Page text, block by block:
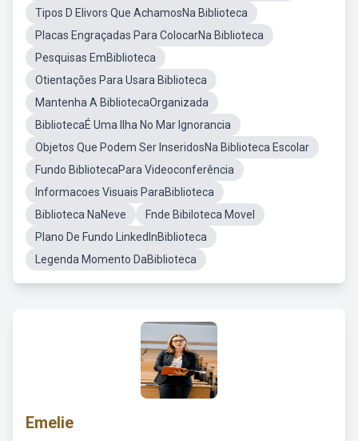
Tipos D Elivors Que AchamosNa Biblioteca
Placas Engraçadas Para ColocarNa Biblioteca
Pesquisas EmBiblioteca
Otientações Para Usara Biblioteca
Mantenha A BibliotecaOrganizada
BibliotecaÉ Uma Ilha No Mar Ignorancia
Objetos Que Podem Ser InseridosNa Biblioteca Escolar
Fundo BibliotecaPara Videoconferência
Informacoes Visuais ParaBiblioteca
Biblioteca NaNeve
Fnde Bibiloteca Movel
Plano De Fundo LinkedInBiblioteca
Legenda Momento DaBiblioteca
Emelie